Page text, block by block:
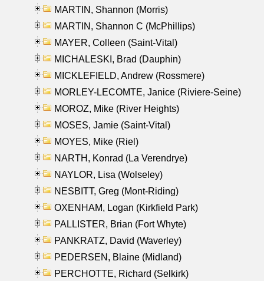
MARTIN, Shannon (Morris)
MARTIN, Shannon C (McPhillips)
MAYER, Colleen (Saint-Vital)
MICHALESKI, Brad (Dauphin)
MICKLEFIELD, Andrew (Rossmere)
MORLEY-LECOMTE, Janice (Riviere-Seine)
MOROZ, Mike (River Heights)
MOSES, Jamie (Saint-Vital)
MOYES, Mike (Riel)
NARTH, Konrad (La Verendrye)
NAYLOR, Lisa (Wolseley)
NESBITT, Greg (Mont-Riding)
OXENHAM, Logan (Kirkfield Park)
PALLISTER, Brian (Fort Whyte)
PANKRATZ, David (Waverley)
PEDERSEN, Blaine (Midland)
PERCHOTTE, Richard (Selkirk)